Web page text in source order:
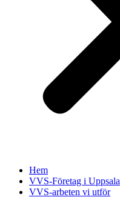
Hem
VVS-Företag i Uppsala
VVS-arbeten vi utför